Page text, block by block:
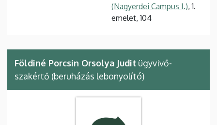
(Nagyerdei Campus I.), 1.
emelet, 104
Földiné Porcsin Orsolya Judit ügyvivő-
szakértő (beruházás lebonyolító)